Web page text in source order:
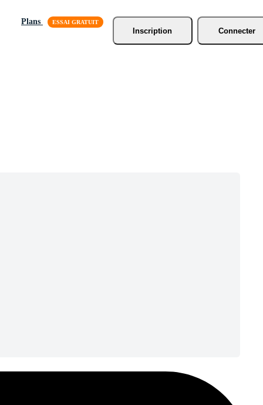
Plans
Inscription
Connecter